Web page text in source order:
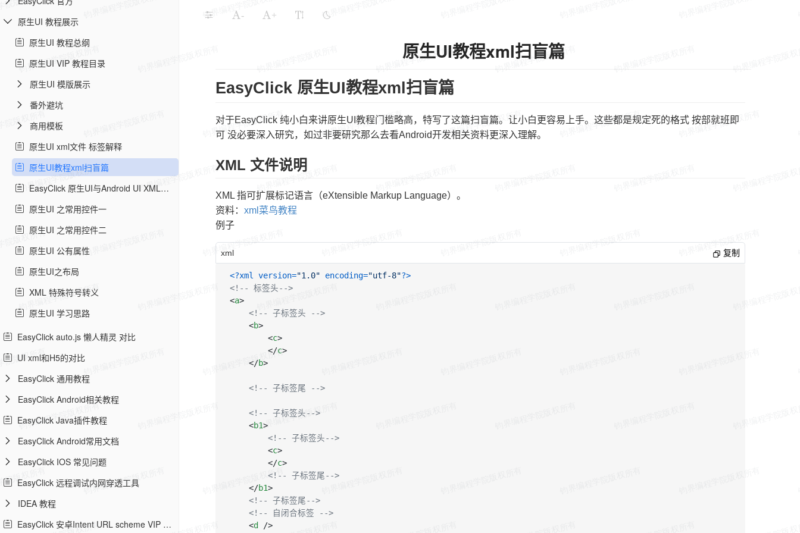
原生UI 教程展示
原生UI 教程总纲
原生UI VIP 教程目录
原生UI 模版展示
番外避坑
商用模板
原生UI xml文件 标签解释
原生UI教程xml扫盲篇
EasyClick 原生UI与Android UI XML的区别
原生UI 之常用控件一
原生UI 之常用控件二
原生UI 公有属性
原生UI之布局
XML 特殊符号转义
原生UI 学习思路
EasyClick auto.js 懒人精灵 对比
UI xml和H5的对比
EasyClick 通用教程
EasyClick Android相关教程
EasyClick Java插件教程
EasyClick Android常用文档
EasyClick IOS 常见问题
EasyClick 远程调试内网穿透工具
IDEA 教程
EasyClick 安卓Intent URL scheme VIP 教程
- +
原生UI教程xml扫盲篇
EasyClick 原生UI教程xml扫盲篇
对于EasyClick 纯小白来讲原生UI教程门槛略高，特写了这篇扫盲篇。让小白更容易上手。这些都是规定死的格式 按部就班即
可 没必要深入研究，如过非要研究那么去看Android开发相关资料更深入理解。
XML 文件说明
XML 指可扩展标记语言（eXtensible Markup Language）。
资料： xml菜鸟教程
例子
xml 复制
<?xml version="1.0" encoding="utf-8"?>
<!-- 标签头-->
<a>
<!-- 子标签头 -->
<b>
<c>
</c>
</b>
<!-- 子标签尾 -->
<!-- 子标签头-->
<b1>
<!-- 子标签头-->
<c>
</c>
<!-- 子标签尾-->
</b1>
<!-- 子标签尾-->
<!-- 自闭合标签 -->
<d />